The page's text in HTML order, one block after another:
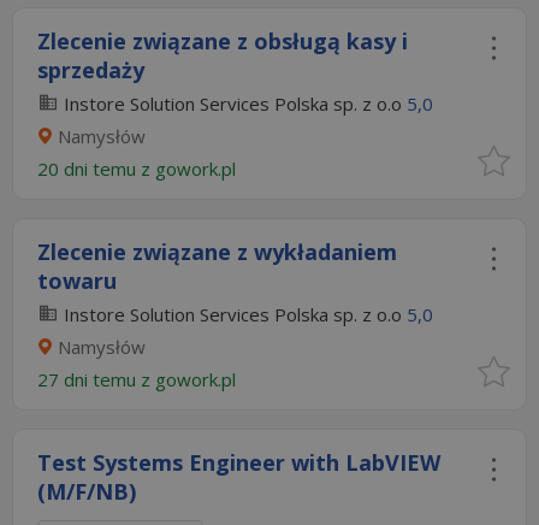
Zlecenie związane z obsługą kasy i
sprzedaży
Instore Solution Services Polska sp. z o.o 5,0
Namysłów
20 dni temu z gowork.pl
Zlecenie związane z wykładaniem
towaru
Instore Solution Services Polska sp. z o.o 5,0
Namysłów
27 dni temu z gowork.pl
Test Systems Engineer with LabVIEW
(M/F/NB)